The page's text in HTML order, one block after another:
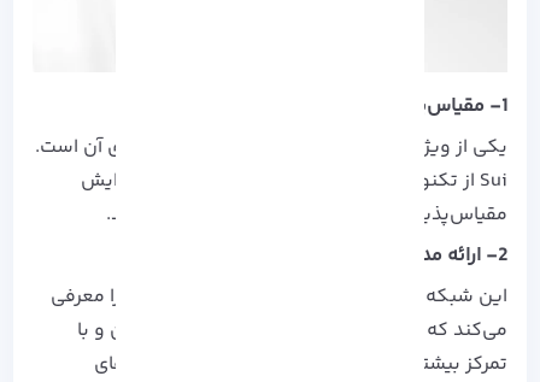
1- مقیاس‌پذیری بالا
یکی از ویژگی های بارز این ارز، مقیاس پذیری بالای آن است.
Sui از تکنولوژی‌ها و پروتکل‌های جدیدی برای افزایش
مقیاس‌پذیری و سرعت تراکنش‌ها استفاده می‌کند.
2- ارائه مدل داده نوآورانه
این شبکه یک مدل داده‌های جدید به نام Move را معرفی
می‌کند که برنامه‌نویسان می توانند به صورت ایمن و با
تمرکز بیشتر بروی قراردادهای هوشمند و برنامه‌های